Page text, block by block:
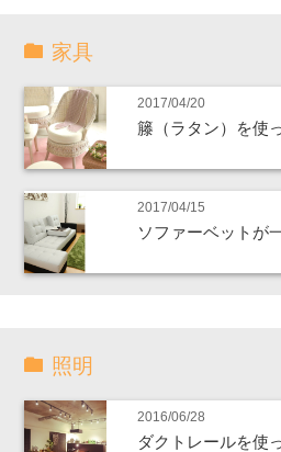
家具
2017/04/20
籐（ラタン）を使
2017/04/15
ソファーベットが
照明
2016/06/28
ダクトレールを使